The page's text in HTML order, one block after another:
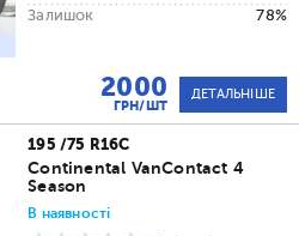
Залишок
78%
2000
ГРН/ШТ
ДЕТАЛЬНІШЕ
195 /75 R16C
Continental VanContact 4
Season
В наявності